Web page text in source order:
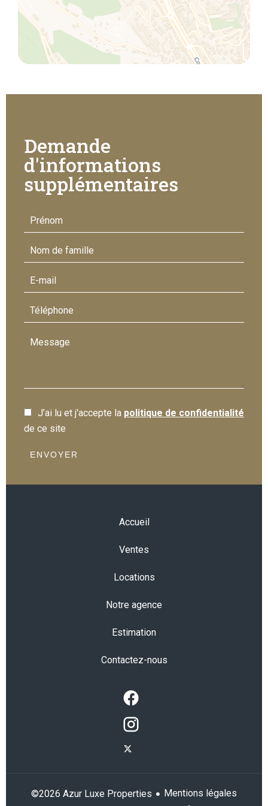
Demande
d'informations
supplémentaires
J’ai lu et j'accepte la politique de confidentialité
de ce site
ENVOYER
Accueil
Ventes
Locations
Notre agence
Estimation
Contactez-nous
©2026 Azur Luxe Properties
Mentions légales